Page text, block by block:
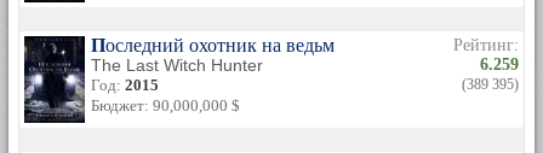
Последний охотник на ведьм
The Last Witch Hunter
Год: 2015
Бюджет: 90,000,000 $
Рейтинг:
6.259
(389 395)